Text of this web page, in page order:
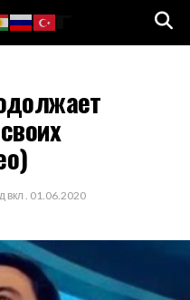
вкл . 01.06.2020